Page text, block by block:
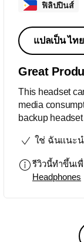
ฟิลิปปินส์
แปลเป็น ไทย
Great
This headset
media
backup
ใช่ ฉันแนะ
รีวิวนี้ทำขึ้นเ
Headphones